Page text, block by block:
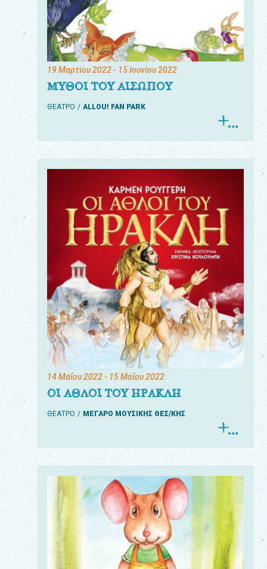
19 Μαρτίου 2022- 15 Ιουνίου 2022
ΜΥΘΟΙ ΤΟΥ ΑΙΣΩΠΟΥ
ΘΕΑΤΡΟ ALLOU! FAN PARK
14 Μαΐου 2022- 15 Μαΐου 2022
ΟΙ ΑΘΛΟΙ ΤΟΥ ΗΡΑΚΛΗ
ΘΕΑΤΡΟ ΜΕΓΑΡΟ ΜΟΥΣΙΚΗΣ ΘΕΣ/ΚΗΣ